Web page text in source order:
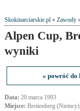
Skokinarciarskie.pl» Zawody
Alpen Cup,
wyniki
« powróć do
Data: 20 marca 1993
Miejsce: Breitenberg (Niemcy)